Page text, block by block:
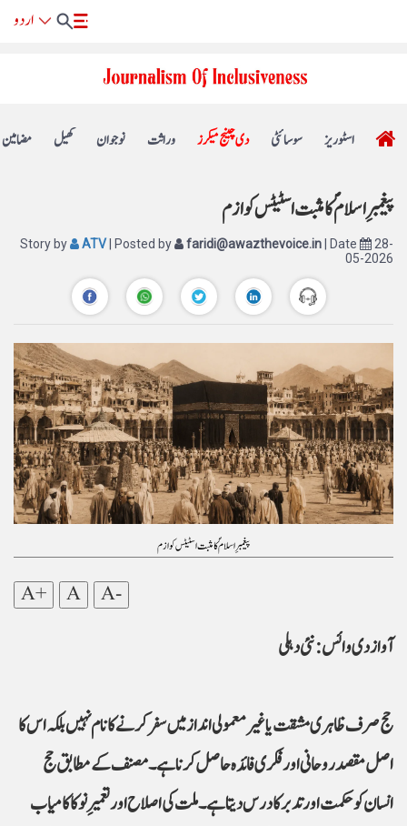
مضامین کھیل نوجوان وراثت دی چینج میکرز سوسائٹی اسٹوریز
پیغمبرِ اسلامؐ کا مثبت اسٹیٹس کوازم
Story by ATV | Posted by faridi@awazthevoice.in | Date
28-
05-2026
پیغمبرِ اسلامؐ کا مثبت اسٹیٹس کوازم
A+ A A-
اصل مقصد روحانی اور فکری فائدہ حاصل کرنا ہے۔ مصنف کے مطابق حج
انسان کو حکمت اور تدبر کا درس دیتا ہے۔ ملت کی اصلاح اور تعمیرِ نو کا کامیاب